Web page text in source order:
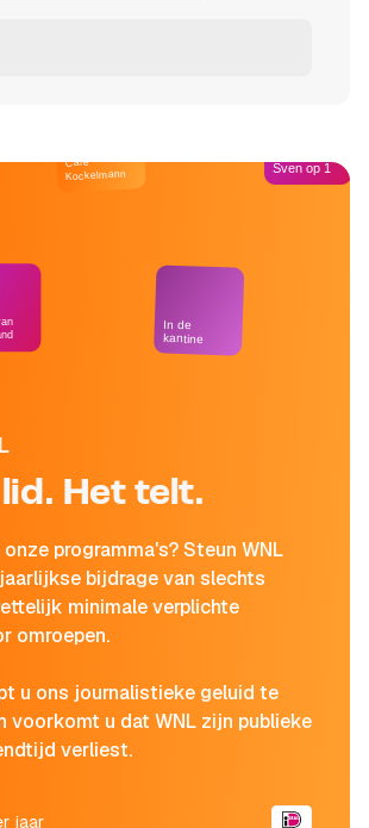
Het telt.
programma's? Steun WNL
bijdrage van slechts
minimale verplichte
omroepen.
u ons journalistieke geluid te
voorkomt u dat WNL zijn publieke
verliest.
jaar
Café
Kockelmann
In de
kantine
Sven op 1